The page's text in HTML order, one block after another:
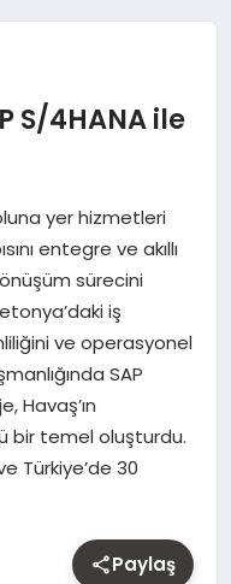
S/4HANA ile
yer hizmetleri
entegre ve akıllı
sürecini
iş
ve operasyonel
SAP
Havaş’ın
bir temel oluşturdu.
Türkiye’de 30
Paylaş